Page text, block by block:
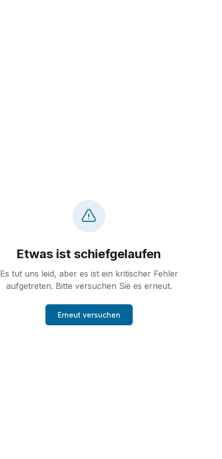
Etwas ist schiefgelaufen
Es tut uns leid, aber es ist ein kritischer Fehler
aufgetreten. Bitte versuchen Sie es erneut.
Erneut versuchen